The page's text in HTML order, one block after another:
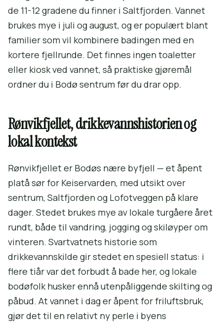
de 11-12 gradene du finner i Saltfjorden. Vannet
brukes mye i juli og august, og er populært blant
familier som vil kombinere badingen med en
kortere fjellrunde. Det finnes ingen toaletter
eller kiosk ved vannet, så praktiske gjøremål
ordner du i Bodø sentrum før du drar opp.
Rønvikfjellet, drikkevannshistorien og
lokal kontekst
Rønvikfjellet er Bodøs nære byfjell — et åpent
platå sør for Keiservarden, med utsikt over
sentrum, Saltfjorden og Lofotveggen på klare
dager. Stedet brukes mye av lokale turgåere året
rundt, både til vandring, jogging og skiløyper om
vinteren. Svartvatnets historie som
drikkevannskilde gir stedet en spesiell status: i
flere tiår var det forbudt å bade her, og lokale
bodøfolk husker ennå utenpåliggende skilting og
påbud. At vannet i dag er åpent for friluftsbruk,
gjør det til en relativt ny perle i byens